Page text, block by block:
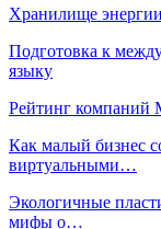
Хранилище
Подготовка к
языку
Рейтинг компаний
Как малый бизнес
виртуальными…
Экологичные
мифы о…